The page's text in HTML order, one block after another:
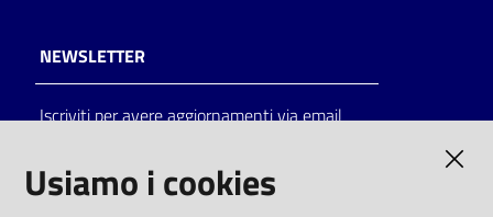
on line
NEWSLETTER
Iscriviti per avere aggiornamenti via email
Usiamo i cookies